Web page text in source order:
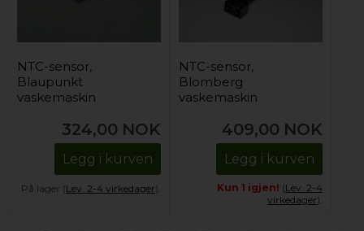
NTC-sensor,
Blaupunkt
vaskemaskin
324,00 NOK
Legg i kurven
På lager (Lev. 2-4 virkedager).
NTC-sensor,
Blomberg
vaskemaskin
409,00 NOK
Legg i kurven
Kun 1 igjen! (Lev. 2-4
virkedager).